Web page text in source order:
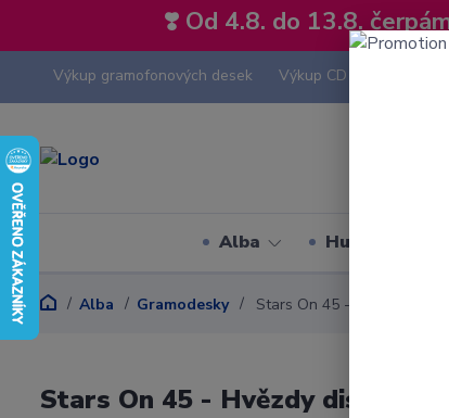
❣️ Od 4.8. do 13.8.
Výkup gramofonových desek Výkup CD
Alba Hudební styly
Alba Gramodesky Stars On 45 - Hvězdy
Stars On 45 - Hvězdy diskoték